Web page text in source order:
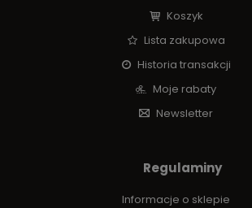
Koszyk
Lista zakupowa
Historia transakcji
Moje rabaty
Newsletter
Regulaminy
Informacje o sklepie